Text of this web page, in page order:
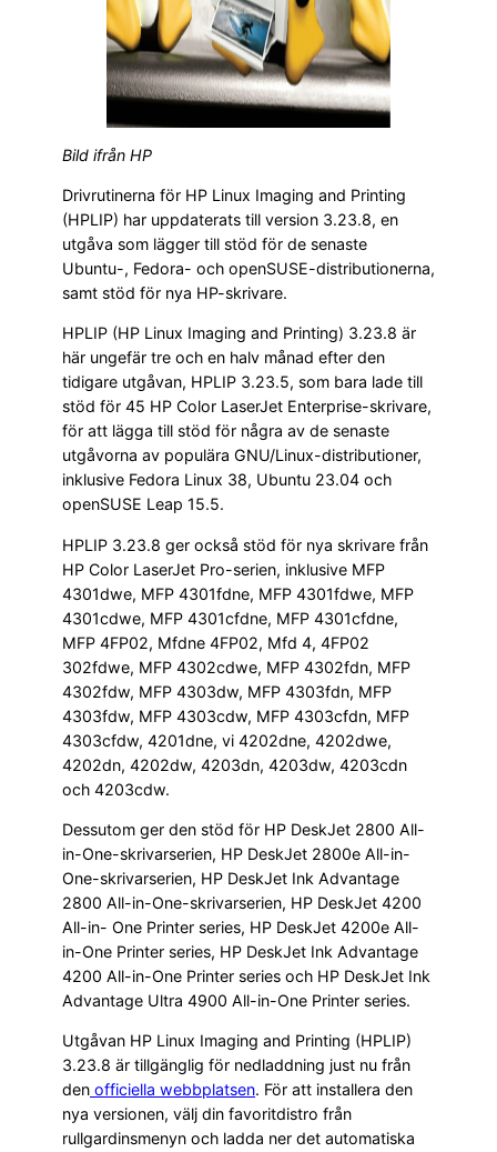
Bild ifrån HP
Drivrutinerna för HP Linux Imaging and Printing
(HPLIP) har uppdaterats till version 3.23.8, en
utgåva som lägger till stöd för de senaste
Ubuntu-, Fedora- och openSUSE-distributionerna,
samt stöd för nya HP-skrivare.
HPLIP (HP Linux Imaging and Printing) 3.23.8 är
här ungefär tre och en halv månad efter den
tidigare utgåvan, HPLIP 3.23.5, som bara lade till
stöd för 45 HP Color LaserJet Enterprise-skrivare,
för att lägga till stöd för några av de senaste
utgåvorna av populära GNU/Linux-distributioner,
inklusive Fedora Linux 38, Ubuntu 23.04 och
openSUSE Leap 15.5.
HPLIP 3.23.8 ger också stöd för nya skrivare från
HP Color LaserJet Pro-serien, inklusive MFP
4301dwe, MFP 4301fdne, MFP 4301fdwe, MFP
4301cdwe, MFP 4301cfdne, MFP 4301cfdne,
MFP 4FP02, Mfdne 4FP02, Mfd 4, 4FP02
302fdwe, MFP 4302cdwe, MFP 4302fdn, MFP
4302fdw, MFP 4303dw, MFP 4303fdn, MFP
4303fdw, MFP 4303cdw, MFP 4303cfdn, MFP
4303cfdw, 4201dne, vi 4202dne, 4202dwe,
4202dn, 4202dw, 4203dn, 4203dw, 4203cdn
och 4203cdw.
Dessutom ger den stöd för HP DeskJet 2800 All-
in-One-skrivarserien, HP DeskJet 2800e All-in-
One-skrivarserien, HP DeskJet Ink Advantage
2800 All-in-One-skrivarserien, HP DeskJet 4200
All-in- One Printer series, HP DeskJet 4200e All-
in-One Printer series, HP DeskJet Ink Advantage
4200 All-in-One Printer series och HP DeskJet Ink
Advantage Ultra 4900 All-in-One Printer series.
Utgåvan HP Linux Imaging and Printing (HPLIP)
3.23.8 är tillgänglig för nedladdning just nu från
den officiella webbplatsen. För att installera den
nya versionen, välj din favoritdistro från
rullgardinsmenyn och ladda ner det automatiska